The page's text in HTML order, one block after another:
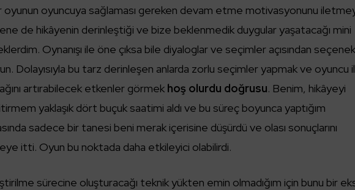
oyuncuya sağlaması gereken devam etme motivasyonunu
de hikâyenin derinleştiği ve bize beklenmedik duygular yaşatacağı mini
Oynanışı ile öne çıksa bile diyaloglar ve seçimler açısından seçenek
Dolayısıyla bu tarz derinleşen anlarda zorlu seçimler yapmak ve oyuncu
artırabilecek etkenler görmek hoş olurdu doğrusu. Benim, hikâyeyi
yaklaşık dört buçuk saatimi aldı ve bu süreç boyunca yaptığım
sadece bir tanesi beni merak içerisine düşürdü ve olası sonuçlarını
itti. Oyun bu noktada daha etkileyici olabilirdi.
sürecine oluşturacağı teknik yükten emin olmadığım için bunu bir